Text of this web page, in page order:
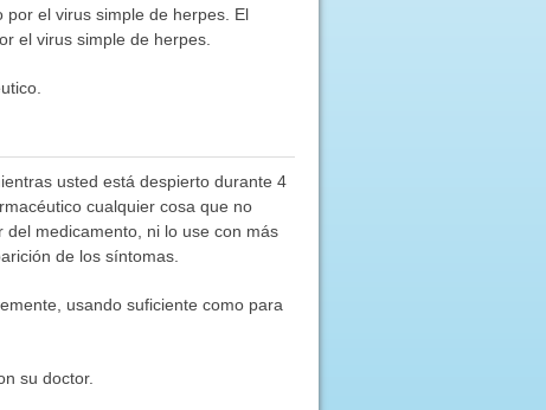
el virus simple de herpes. El
el virus simple de herpes.
usted está despierto durante 4
cualquier cosa que no
medicamento, ni lo use con más
de los síntomas.
usando suficiente como para
su doctor.